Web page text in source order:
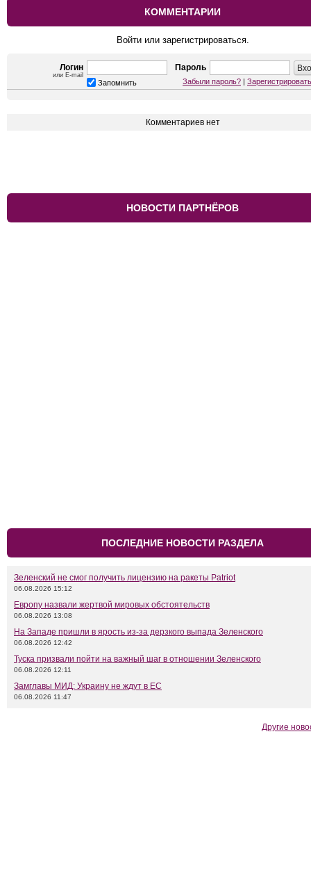
КОММЕНТАРИИ
Войти или зарегистрироваться.
Логин
или E-mail
Пароль
Запомнить Забыли пароль? |
Комментариев нет
НОВОСТИ ПАРТНЁРОВ
ПОСЛЕДНИЕ НОВОСТИ РАЗДЕЛА
Зеленский не смог получить лицензию на ракеты Patriot
06.08.2026 15:12
Европу назвали жертвой мировых обстоятельств
06.08.2026 13:08
На Западе пришли в ярость из-за дерзкого выпада Зеленского
06.08.2026 12:42
Туска призвали пойти на важный шаг в отношении Зеленского
06.08.2026 12:11
Замглавы МИД: Украину не ждут в ЕС
06.08.2026 11:47
Другие